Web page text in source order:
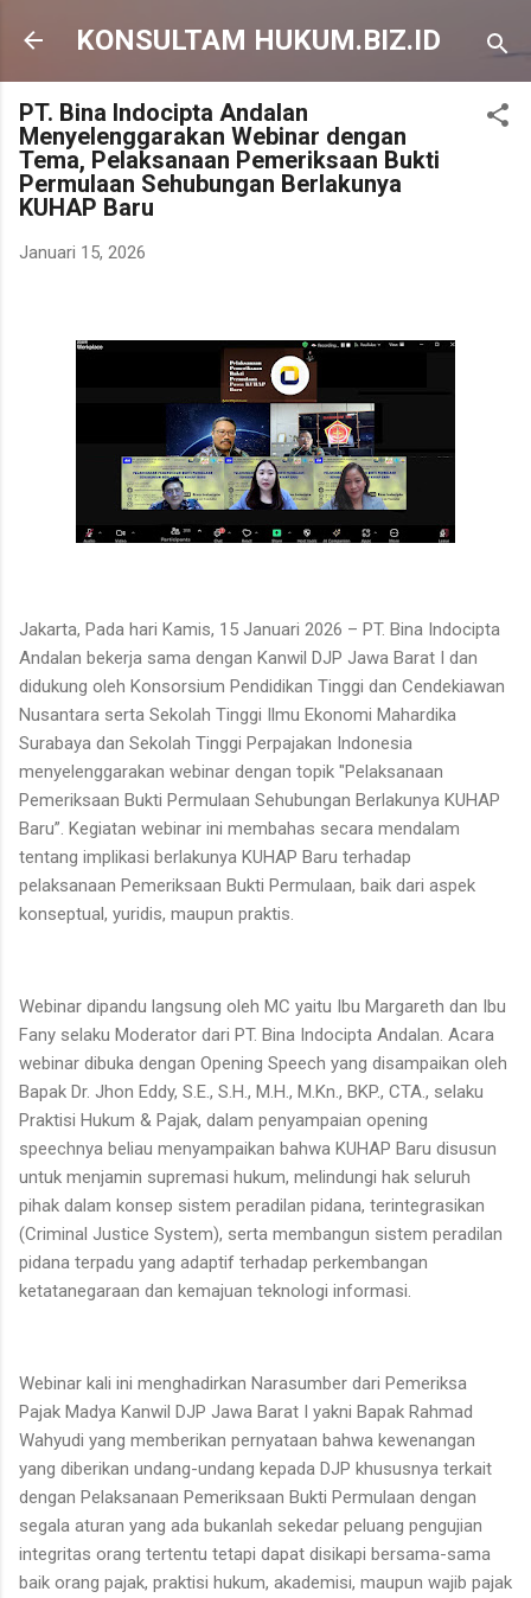
Langsung ke konten utama
KONSULTAM HUKUM.BIZ.ID
PT. Bina Indocipta Andalan
Menyelenggarakan Webinar dengan
Tema, Pelaksanaan Pemeriksaan Bukti
Permulaan Sehubungan Berlakunya
KUHAP Baru
Januari 15, 2026
Jakarta, Pada hari Kamis, 15 Januari 2026 – PT. Bina Indocipta
Andalan bekerja sama dengan Kanwil DJP Jawa Barat I dan
didukung oleh Konsorsium Pendidikan Tinggi dan Cendekiawan
Nusantara serta Sekolah Tinggi Ilmu Ekonomi Mahardika
Surabaya dan Sekolah Tinggi Perpajakan Indonesia
menyelenggarakan webinar dengan topik "Pelaksanaan
Pemeriksaan Bukti Permulaan Sehubungan Berlakunya KUHAP
Baru”. Kegiatan webinar ini membahas secara mendalam
tentang implikasi berlakunya KUHAP Baru terhadap
pelaksanaan Pemeriksaan Bukti Permulaan, baik dari aspek
konseptual, yuridis, maupun praktis.
Webinar dipandu langsung oleh MC yaitu Ibu Margareth dan Ibu
Fany selaku Moderator dari PT. Bina Indocipta Andalan. Acara
webinar dibuka dengan Opening Speech yang disampaikan oleh
Bapak Dr. Jhon Eddy, S.E., S.H., M.H., M.Kn., BKP., CTA., selaku
Praktisi Hukum & Pajak, dalam penyampaian opening
speechnya beliau menyampaikan bahwa KUHAP Baru disusun
untuk menjamin supremasi hukum, melindungi hak seluruh
pihak dalam konsep sistem peradilan pidana, terintegrasikan
(Criminal Justice System), serta membangun sistem peradilan
pidana terpadu yang adaptif terhadap perkembangan
ketatanegaraan dan kemajuan teknologi informasi.
Webinar kali ini menghadirkan Narasumber dari Pemeriksa
Pajak Madya Kanwil DJP Jawa Barat I yakni Bapak Rahmad
Wahyudi yang memberikan pernyataan bahwa kewenangan
yang diberikan undang-undang kepada DJP khususnya terkait
dengan Pelaksanaan Pemeriksaan Bukti Permulaan dengan
segala aturan yang ada bukanlah sekedar peluang pengujian
integritas orang tertentu tetapi dapat disikapi bersama-sama
baik orang pajak, praktisi hukum, akademisi, maupun wajib pajak